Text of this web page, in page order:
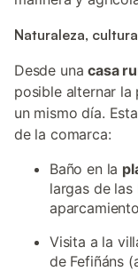
Naturaleza,
Desde unacasa
posible alternar la
un mismo día.
de la comarca:
Baño en la
largas de las
Visita a la
de Fefiñáns